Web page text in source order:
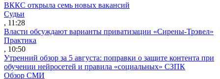
ВККС открыла семь новых вакансий
Судьи
, 11:28
Власти обсуждают варианты приватизации «Сирены-Трэвел»
Практика
, 10:50
Утренний обзор за 5 августа: поправки о защите контента при
обучении нейросетей и правила «социальных» СЗПК
Обзор СМИ